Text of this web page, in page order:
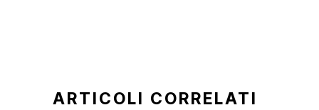
ARTICOLI CORRELATI